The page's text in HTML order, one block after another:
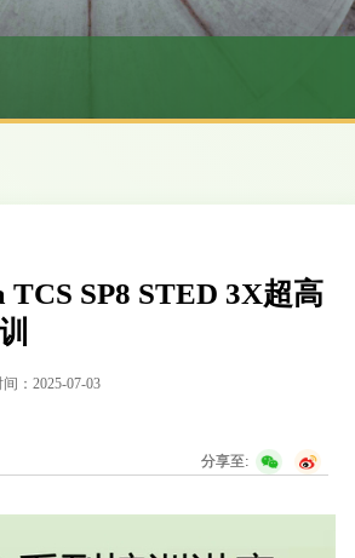
SP8 STED 3X超高
：2025-07-03
分享至: